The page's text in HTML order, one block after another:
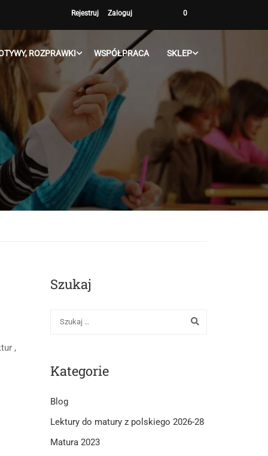
Rejestruj Zaloguj 0
ROZPRAWKI WSPÓŁPRACA SKLEP
,
Szukaj
Kategorie
Blog
Lektury do matury z polskiego 2026-28
Matura 2023